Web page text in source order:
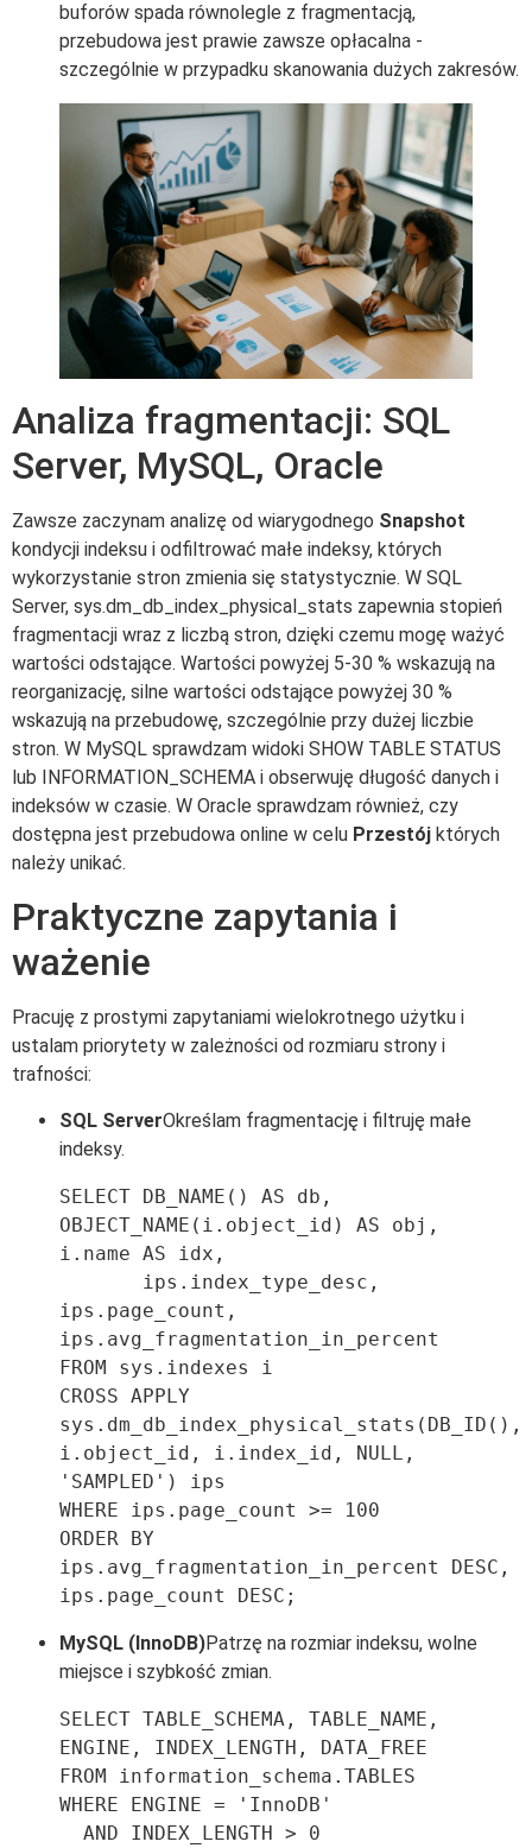
buforów spada równolegle z fragmentacją,
przebudowa jest prawie zawsze opłacalna -
szczególnie w przypadku skanowania dużych zakresów.
Analiza fragmentacji: SQL
Server, MySQL, Oracle
Zawsze zaczynam analizę od wiarygodnego Snapshot
kondycji indeksu i odfiltrować małe indeksy, których
wykorzystanie stron zmienia się statystycznie. W SQL
Server, sys.dm_db_index_physical_stats zapewnia stopień
fragmentacji wraz z liczbą stron, dzięki czemu mogę ważyć
wartości odstające. Wartości powyżej 5-30 % wskazują na
reorganizację, silne wartości odstające powyżej 30 %
wskazują na przebudowę, szczególnie przy dużej liczbie
stron. W MySQL sprawdzam widoki SHOW TABLE STATUS
lub INFORMATION_SCHEMA i obserwuję długość danych i
indeksów w czasie. W Oracle sprawdzam również, czy
dostępna jest przebudowa online w celu Przestój których
należy unikać.
Praktyczne zapytania i
ważenie
Pracuję z prostymi zapytaniami wielokrotnego użytku i
ustalam priorytety w zależności od rozmiaru strony i
trafności:
SQL ServerOkreślam fragmentację i filtruję małe
indeksy.
SELECT DB_NAME() AS db,
OBJECT_NAME(i.object_id) AS obj,
i.name AS idx,
ips.page_count,
ips.avg_fragmentation_in_percent
FROM sys.indexes i
CROSS APPLY
sys.dm_db_index_physical_stats(DB_ID(),
i.object_id, i.index_id, NULL,
'SAMPLED') ips
WHERE ips.page_count >= 100
ORDER BY
ips.avg_fragmentation_in_percent DESC,
ips.page_count DESC;
MySQL (InnoDB)Patrzę na rozmiar indeksu, wolne
miejsce i szybkość zmian.
SELECT TABLE_SCHEMA, TABLE_NAME,
ENGINE, INDEX_LENGTH, DATA_FREE
FROM information_schema.TABLES
WHERE ENGINE = 'InnoDB'